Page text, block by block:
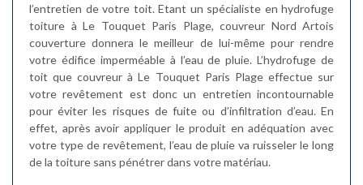
l’entretien de votre toit. Etant un spécialiste en hydrofuge
toiture à Le Touquet Paris Plage, couvreur Nord Artois
couverture donnera le meilleur de lui-même pour rendre
votre édifice imperméable à l’eau de pluie. L’hydrofuge de
toit que couvreur à Le Touquet Paris Plage effectue sur
votre revêtement est donc un entretien incontournable
pour éviter les risques de fuite ou d’infiltration d’eau. En
effet, après avoir appliquer le produit en adéquation avec
votre type de revêtement, l’eau de pluie va ruisseler le long
de la toiture sans pénétrer dans votre matériau.